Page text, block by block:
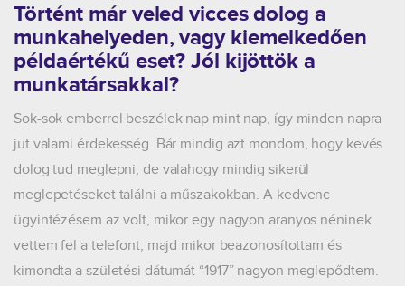
Történt már veled vicces dolog a
munkahelyeden, vagy kiemelkedően
példaértékű eset? Jól kijöttök a
munkatársakkal?
Sok-sok emberrel beszélek nap mint nap, így minden napra
jut valami érdekesség. Bár mindig azt mondom, hogy kevés
dolog tud meglepni, de valahogy mindig sikerül
meglepetéseket találni a műszakokban. A kedvenc
ügyintézésem az volt, mikor egy nagyon aranyos néninek
vettem fel a telefont, majd mikor beazonosítottam és
kimondta a születési dátumát “1917” nagyon meglepődtem.